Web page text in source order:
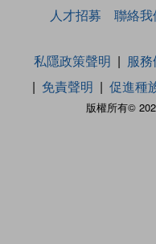
人才招募
聯絡我
版權所有©
私隱政策聲明 服
免責聲明
促進種